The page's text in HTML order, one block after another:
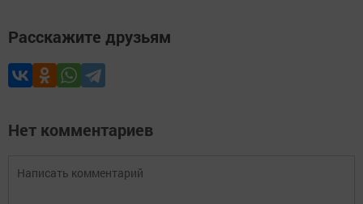
Расскажите друзьям
Нет комментариев